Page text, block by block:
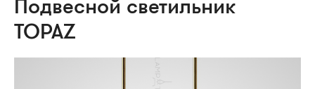
Подвесной светильник
TOPAZ